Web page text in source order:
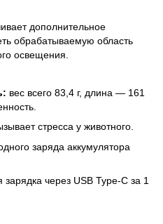
дополнительное
обрабатываемую область
освещения.
вес всего 83,4 г, длина — 161
стресса у животного.
заряда аккумулятора
зарядка через USB Type-C за 1